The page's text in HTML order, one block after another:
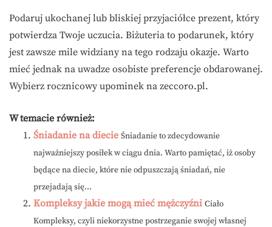
Podaruj ukochanej lub bliskiej przyjaciółce prezent, który
potwierdza Twoje uczucia. Biżuteria to podarunek, który
jest zawsze mile widziany na tego rodzaju okazje. Warto
mieć jednak na uwadze osobiste preferencje obdarowanej.
Wybierz rocznicowy upominek na zeccoro.pl.
W temacie również:
Śniadanie na diecie Śniadanie to zdecydowanie
najważniejszy posiłek w ciągu dnia. Warto pamiętać, iż osoby
będące na diecie, które nie odpuszczają śniadań, nie
przejadają się...
Kompleksy jakie mogą mieć mężczyźni Ciało
Kompleksy, czyli niekorzystne postrzeganie swojej własnej